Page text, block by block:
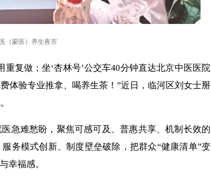
（蒙医）养生夜市
复做；坐‘杏林号’公交车40分钟直达北京中医医院
体验专业推拿、喝养生茶！”近日，临河区刘女士掰
急难愁盼，聚焦可感可及、普惠共享、机制长效的
务模式创新、制度壁垒破除，把群众“健康清单”变
幸福感。